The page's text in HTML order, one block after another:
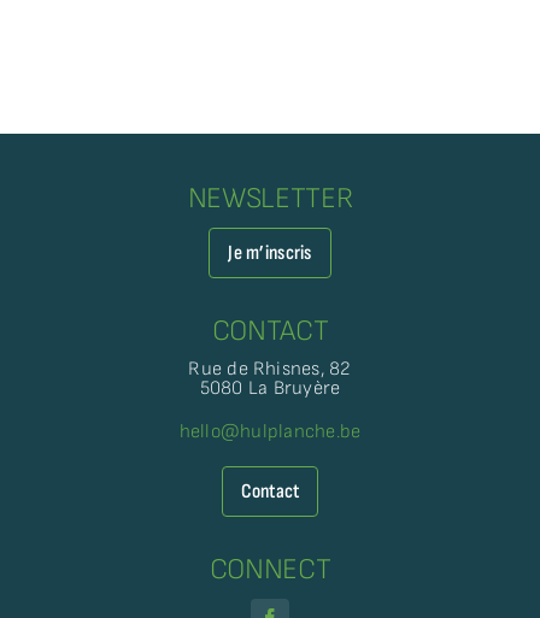
NEWSLETTER
Je m’inscris
CONTACT
Rue de Rhisnes, 82
5080 La Bruyère
hello@hulplanche.be
Contact
CONNECT